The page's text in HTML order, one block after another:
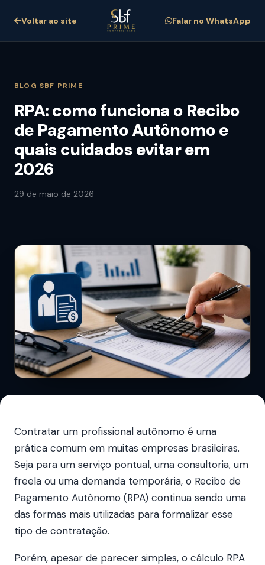
Voltar ao site Falar no WhatsApp
BLOG SBF PRIME
RPA: como funciona o Recibo
de Pagamento Autônomo e
quais cuidados evitar em
2026
29 de maio de 2026
Contratar um profissional autônomo é uma
prática comum em muitas empresas brasileiras.
Seja para um serviço pontual, uma consultoria, um
freela ou uma demanda temporária, o Recibo de
Pagamento Autônomo (RPA) continua sendo uma
das formas mais utilizadas para formalizar esse
tipo de contratação.
Porém, apesar de parecer simples, o cálculo RPA